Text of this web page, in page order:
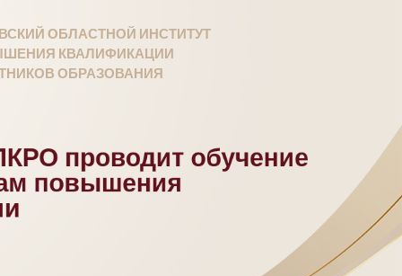
ОБЛАСТНОЙ ИНСТИТУТ
КВАЛИФИКАЦИИ
ОБРАЗОВАНИЯ
проводит обучение
повышения